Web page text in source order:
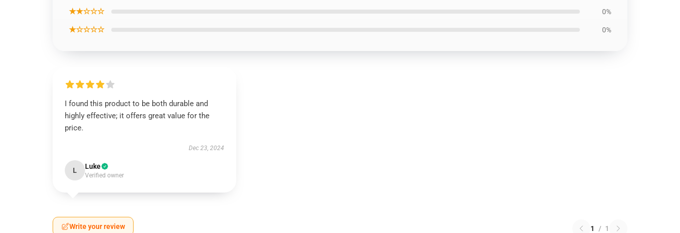
★★☆☆☆ 0%
★☆☆☆☆ 0%
I found this product to be both durable and
highly effective; it offers great value for the
price.
Dec 23, 2024
L Luke
Verified owner
Write your review 1 / 1